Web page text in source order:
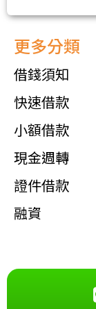
更多分類
借錢須知
快速借款
小額借款
現金週轉
證件借款
融資